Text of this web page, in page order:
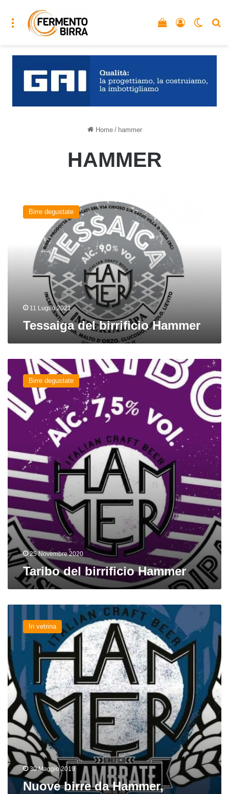
Menu Accedi
Vedi il carrello
Home / hammer
HAMMER
birrificio
Birre degustate
11 Luglio 2021
Tessaiga del birrificio Hammer
del
birrificio
Hammer
Birre degustate
25 Novembre 2020
Taribo del birrificio Hammer
Hammer,
Lambrate,
The
Wall,
Menaresta,
Rurale,
Ca’
del
Brado
e
MC77
In vetrina
30 Maggio 2019
Nuove birre da Hammer,